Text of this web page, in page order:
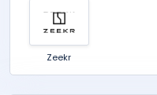
Zeekr